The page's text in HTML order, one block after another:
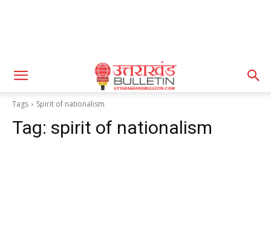
Tags Spirit of nationalism
Tag: spirit of nationalism